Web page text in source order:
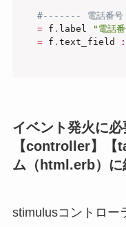
#------- 電話番
= f . label "電話
= f .text_field
イベント発火に
【controller】【
ム（html.erb）に
stimulusコントロー